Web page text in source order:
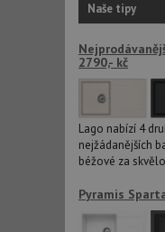
Naše tipy
2790,- kč
Lago nabízí 4
nejžádanějších
béžové za
Pyramis